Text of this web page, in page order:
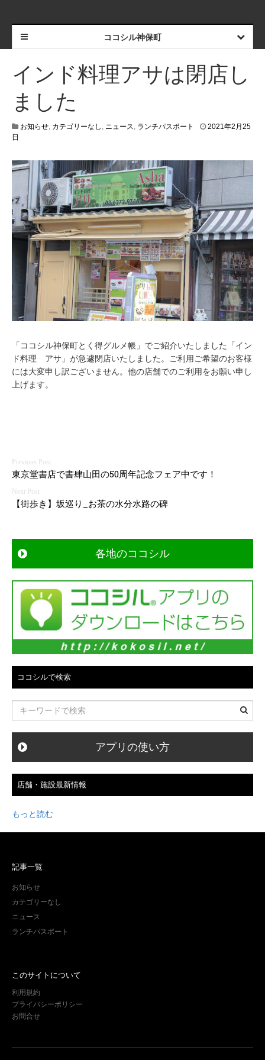
ココシル神保町
インド料理アサは閉店し
ました
お知らせ, カテゴリーなし , ニュース, ランチパスポート
2021年2月25
日
「ココシル神保町とく得グルメ帳」でご紹介いたしました「イン
ド料理 アサ」が急遽閉店いたしました。ご利用ご希望のお客様
には大変申し訳ございません。他の店舗でのご利用をお願い申し
上げます。
投
稿
ナ
ビ
ー
シ
ョ
ン
東京堂書店で書肆山田の50周年記念フェア中です！
【街歩き】坂巡り_お茶の水分水路の碑
各地のココシル
ココシルで検索
アプリの使い方
店舗・施設最新情報
もっと読む
記事一覧
お知らせ
カテゴリーなし
ニュース
ランチパスポート
このサイトについて
利用規約
プライバシーポリシー
お問合せ